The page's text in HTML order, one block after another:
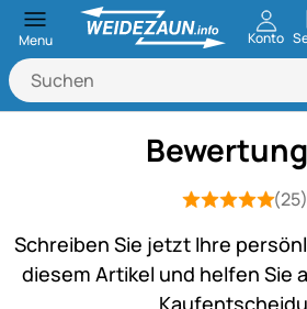
Menu Konto
Bewertung: 5
25 Bewertungen
(25)
Schreiben Sie jetzt Ihre
diesem Artikel und helfen Sie